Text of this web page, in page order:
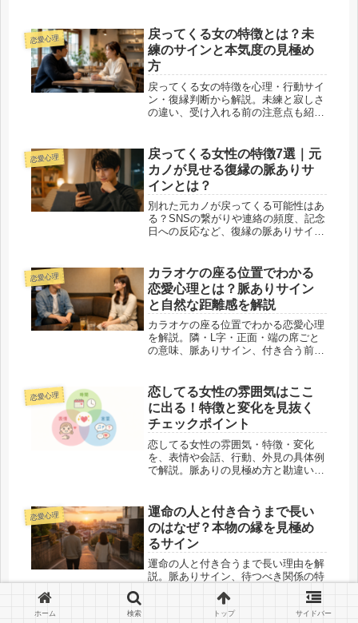
男性はそれを「素の魅力」として受け
取ります。ただ、交際OKとは違いま
すよ！
恋愛心理
戻ってくる女の特徴とは？未
練のサインと本気度の見極め
方
戻ってくる女の特徴を心理・行動サイ
ン・復縁判断から解説。未練と寂しさ
の違い、受け入れる前の注意点も紹介
恋愛心理
戻ってくる女性の特徴7選｜元
カノが見せる復縁の脈ありサ
インとは？
別れた元カノが戻ってくる可能性はあ
る？SNSの繋がりや連絡の頻度、記念
日への反応など、復縁の脈ありサイン
恋愛心理
カラオケの座る位置でわかる
恋愛心理とは？脈ありサイン
と自然な距離感を解説
カラオケの座る位置でわかる恋愛心理
を解説。隣・L字・正面・端の席ごと
の意味、脈ありサイン、付き合う前に
恋愛心理
恋してる女性の雰囲気はここ
に出る！特徴と変化を見抜く
チェックポイント
恋してる女性の雰囲気・特徴・変化
を、表情や会話、行動、外見の具体例
で解説。脈ありの見極め方と勘違いを
恋愛心理
運命の人と付き合うまで長い
のはなぜ？本物の縁を見極め
るサイン
運命の人と付き合うまで長い理由を解
説。脈ありサイン、待つべき関係の特
徴、自然に進展させる方法、次に進む
判断基準まで紹介します。
ホーム 検索 トップ サイドバー